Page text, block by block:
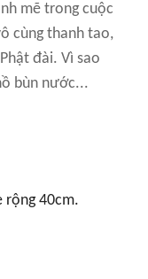
mẽ trong cuộc
cùng thanh tao,
đài. Vì sao
bùn nước...
rộng 40cm.